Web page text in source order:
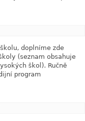
doplníme zde
(seznam obsahuje
škol). Ručně
program